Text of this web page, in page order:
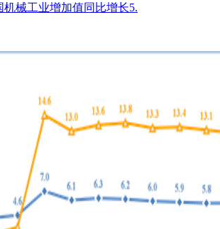
机械工业增加值同比增长5.